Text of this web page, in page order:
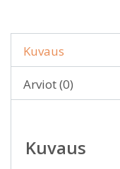
Kuvaus
Arviot (0)
Kuvaus